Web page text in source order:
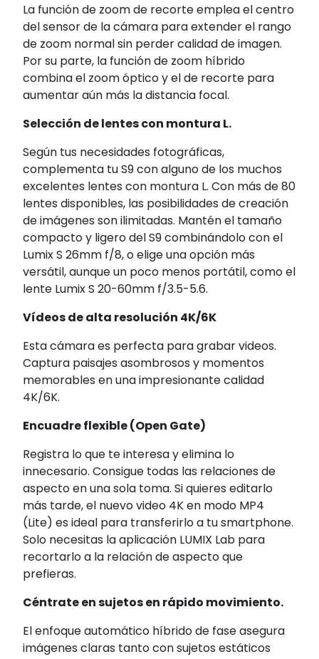
La función de zoom de recorte emplea el centro
del sensor de la cámara para extender el rango
de zoom normal sin perder calidad de imagen.
Por su parte, la función de zoom híbrido
combina el zoom óptico y el de recorte para
aumentar aún más la distancia focal.
Selección de lentes con montura L.
Según tus necesidades fotográficas,
complementa tu S9 con alguno de los muchos
excelentes lentes con montura L. Con más de 80
lentes disponibles, las posibilidades de creación
de imágenes son ilimitadas. Mantén el tamaño
compacto y ligero del S9 combinándolo con el
Lumix S 26mm f/8, o elige una opción más
versátil, aunque un poco menos portátil, como el
lente Lumix S 20-60mm f/3.5-5.6.
Vídeos de alta resolución 4K/6K
Esta cámara es perfecta para grabar videos.
Captura paisajes asombrosos y momentos
memorables en una impresionante calidad
4K/6K.
Encuadre flexible (Open Gate)
Registra lo que te interesa y elimina lo
innecesario. Consigue todas las relaciones de
aspecto en una sola toma. Si quieres editarlo
más tarde, el nuevo video 4K en modo MP4
(Lite) es ideal para transferirlo a tu smartphone.
Solo necesitas la aplicación LUMIX Lab para
recortarlo a la relación de aspecto que
prefieras.
Céntrate en sujetos en rápido movimiento.
El enfoque automático híbrido de fase asegura
imágenes claras tanto con sujetos estáticos